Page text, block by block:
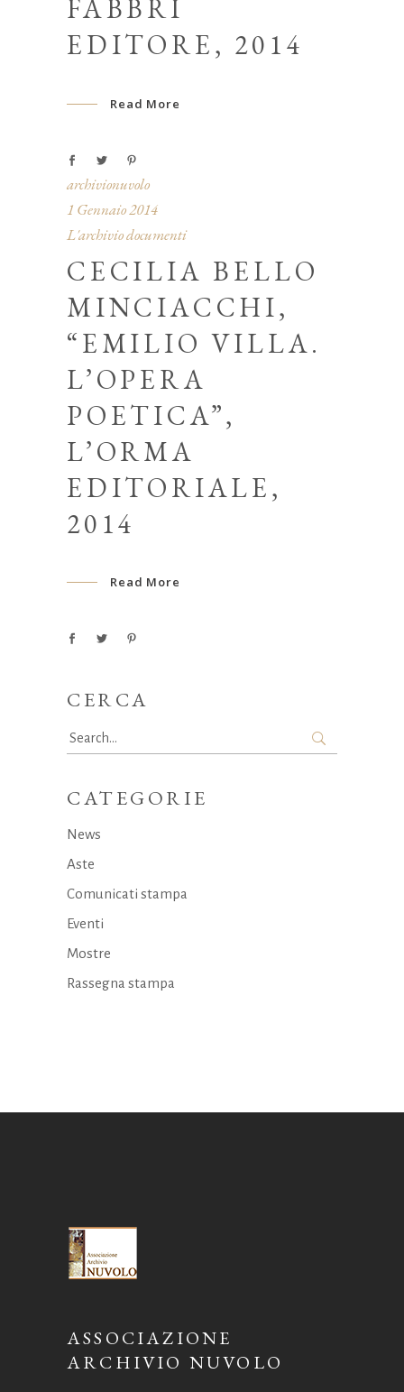
FABBRI
EDITORE, 2014
Read More
archivionuvolo
1 Gennaio 2014
L'archivio documenti
CECILIA BELLO
MINCIACCHI,
“EMILIO VILLA.
L’OPERA
POETICA”,
L’ORMA
EDITORIALE,
2014
Read More
CERCA
Search
for:
CATEGORIE
News
Aste
Comunicati stampa
Eventi
Mostre
Rassegna stampa
ASSOCIAZIONE
ARCHIVIO NUVOLO